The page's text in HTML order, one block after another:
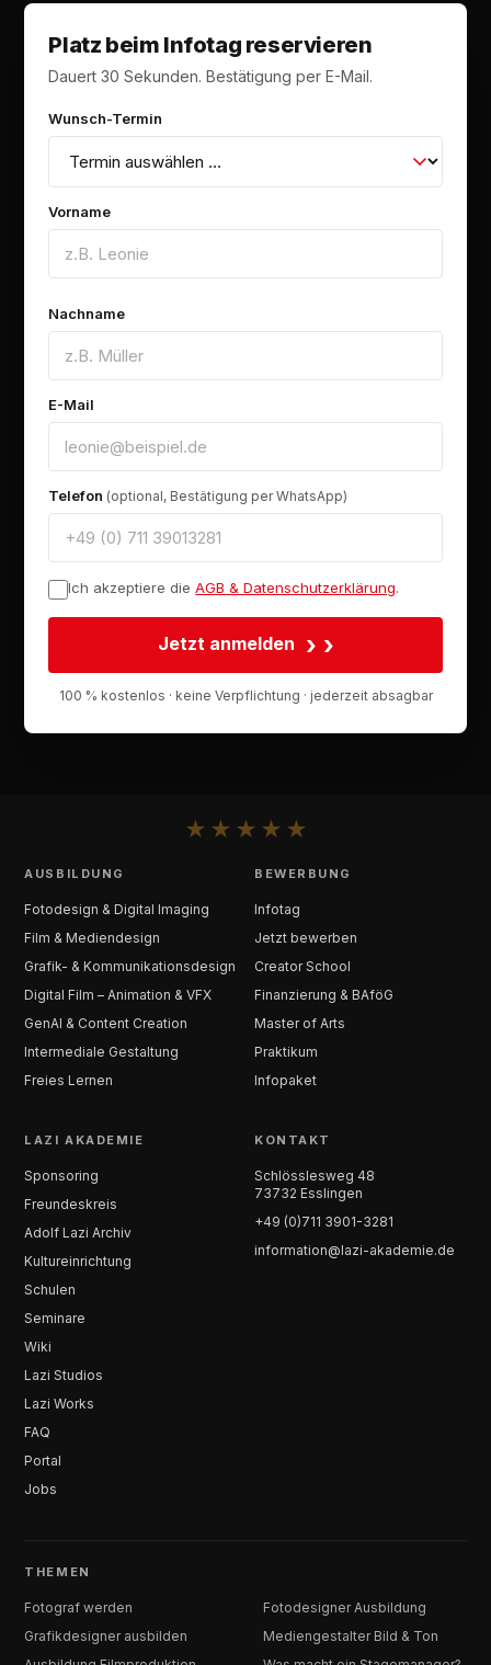
Platz beim Infotag reservieren
Dauert 30 Sekunden. Bestätigung per E-Mail.
Wunsch-Termin
Vorname
Nachname
E-Mail
Telefon (optional, Bestätigung per WhatsApp)
Ich akzeptiere die AGB & Datenschutzerklärung.
Jetzt anmelden ›
100 % kostenlos · keine Verpflichtung · jederzeit absagbar
★ ★ ★ ★ ★
AUSBILDUNG
Fotodesign & Digital Imaging
Film & Mediendesign
Grafik- & Kommunikationsdesign
Digital Film – Animation & VFX
GenAI & Content Creation
Intermediale Gestaltung
Freies Lernen
BEWERBUNG
Infotag
Jetzt bewerben
Creator School
Finanzierung & BAföG
Master of Arts
Praktikum
Infopaket
LAZI AKADEMIE
Sponsoring
Freundeskreis
Adolf Lazi Archiv
Kultureinrichtung
Schulen
Seminare
Wiki
Lazi Studios
Lazi Works
FAQ
Portal
Jobs
KONTAKT
Schlösslesweg 48
73732 Esslingen
+49 (0)711 3901-3281
information@lazi-akademie.de
THEMEN
Fotograf werden
Fotodesigner Ausbildung
Grafikdesigner ausbilden
Mediengestalter Bild & Ton